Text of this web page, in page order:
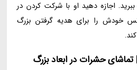
اجازه دهید او با شرکت کردن در
خودش را برای هدیه گرفتن بزرگ
تماشای حشرات در ابعاد بزرگ